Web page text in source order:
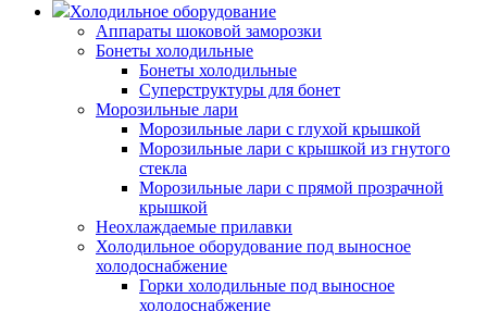
Холодильное оборудование
Аппараты шоковой заморозки
Бонеты холодильные
Бонеты холодильные
Суперструктуры для бонет
Морозильные лари
Морозильные лари с глухой крышкой
Морозильные лари с крышкой из гнутого
стекла
Морозильные лари с прямой прозрачной
крышкой
Неохлаждаемые прилавки
Холодильное оборудование под выносное
холодоснабжение
Горки холодильные под выносное
холодоснабжение